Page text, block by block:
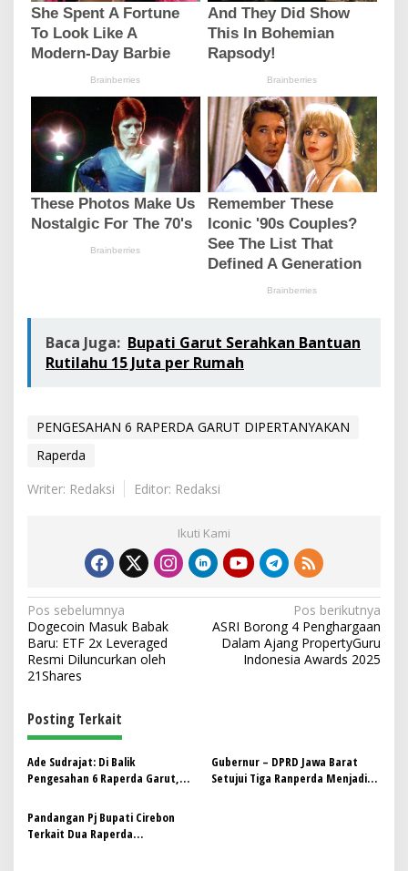
Baca Juga: Bupati Garut Serahkan Bantuan
Rutilahu 15 Juta per Rumah
PENGESAHAN 6 RAPERDA GARUT DIPERTANYAKAN
Raperda
Writer: Redaksi
Editor: Redaksi
Ikuti Kami
N
a
v
i
g
a
s
i
p
o
Pos sebelumnya
Dogecoin Masuk Babak
Baru: ETF 2x Leveraged
Resmi Diluncurkan oleh
21Shares
Pos berikutnya
ASRI Borong 4 Penghargaan
Dalam Ajang PropertyGuru
Indonesia Awards 2025
Posting Terkait
Ade Sudrajat: Di Balik
Pengesahan 6 Raperda Garut,
yang Dipertanyakan!
Gubernur – DPRD Jawa Barat
Setujui Tiga Ranperda Menjadi
Pandangan Pj Bupati Cirebon
Terkait Dua Raperda